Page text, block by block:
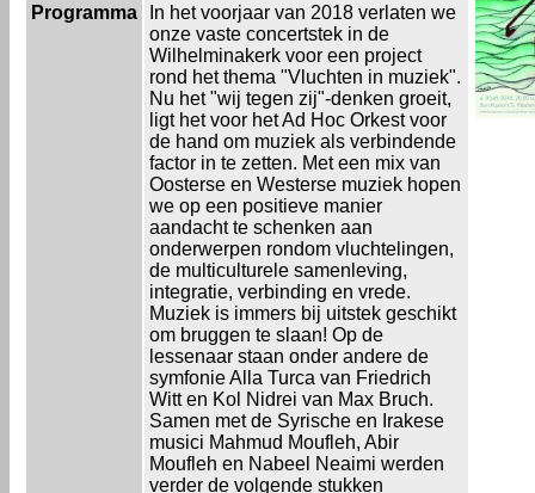
Programma
In het voorjaar van 2018 verlaten we
onze vaste concertstek in de
Wilhelminakerk voor een project
rond het thema "Vluchten in muziek".
Nu het "wij tegen zij"-denken groeit,
ligt het voor het Ad Hoc Orkest voor
de hand om muziek als verbindende
factor in te zetten. Met een mix van
Oosterse en Westerse muziek hopen
we op een positieve manier
aandacht te schenken aan
onderwerpen rondom vluchtelingen,
de multiculturele samenleving,
integratie, verbinding en vrede.
Muziek is immers bij uitstek geschikt
om bruggen te slaan! Op de
lessenaar staan onder andere de
symfonie Alla Turca van Friedrich
Witt en Kol Nidrei van Max Bruch.
Samen met de Syrische en Irakese
musici Mahmud Moufleh, Abir
Moufleh en Nabeel Neaimi werden
verder de volgende stukken